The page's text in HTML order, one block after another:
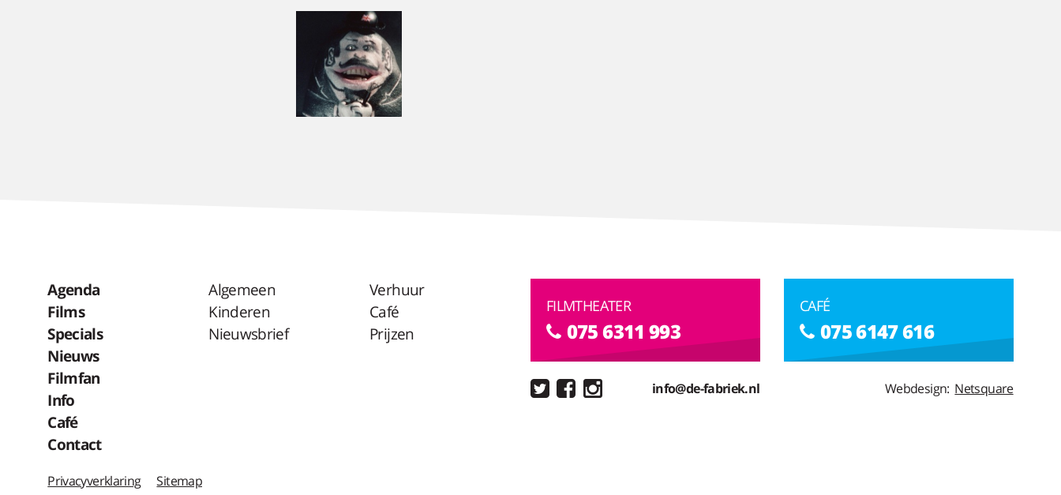
Agenda
Films
Specials
Nieuws
Filmfan
Info
Café
Contact
Algemeen
Verhuur
Kinderen
Café
Nieuwsbrief
Prijzen
Privacyverklaring Sitemap
FILMTHEATER
075 6311 993
CAFÉ
075 6147 616
info@de-fabriek.nl Webdesign: Netsquare